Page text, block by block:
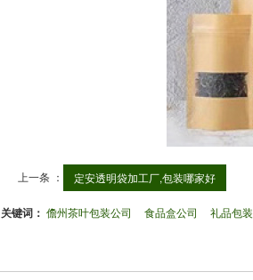
上一条 ： 定安透明袋加工厂,包装哪家好
关键词： 儋州茶叶包装公司 食品盒公司 礼品包